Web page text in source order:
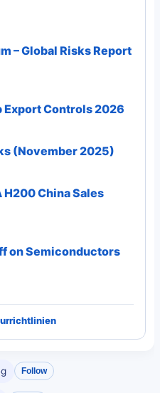
– Global Risks Report
Export Controls 2026
(November 2025)
H200 China Sales
on Semiconductors
Follow